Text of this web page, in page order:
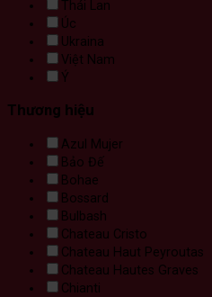
Thái Lan
Úc
Ukraina
Việt Nam
Ý
Thương hiệu
Azul Mujer
Bảo Đế
Bohae
Bossard
Bulbash
Chateau Cristo
Chateau Haut Peyroutas
Chateau Hautes Graves
Chianti